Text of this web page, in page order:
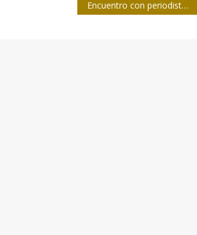
Encuentro con periodistas cubanos que aman a Viet Nam